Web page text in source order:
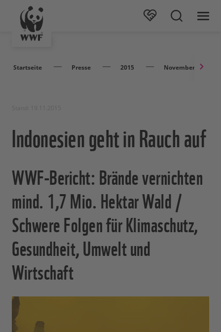
Startseite Presse 2015 November
Indonesien geht in Rauch auf
WWF-Bericht: Brände vernichten
mind. 1,7 Mio. Hektar Wald /
Schwere Folgen für Klimaschutz,
Gesundheit, Umwelt und
Wirtschaft